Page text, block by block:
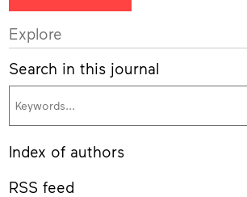
Explore
Search in this journal
Index of authors
RSS feed